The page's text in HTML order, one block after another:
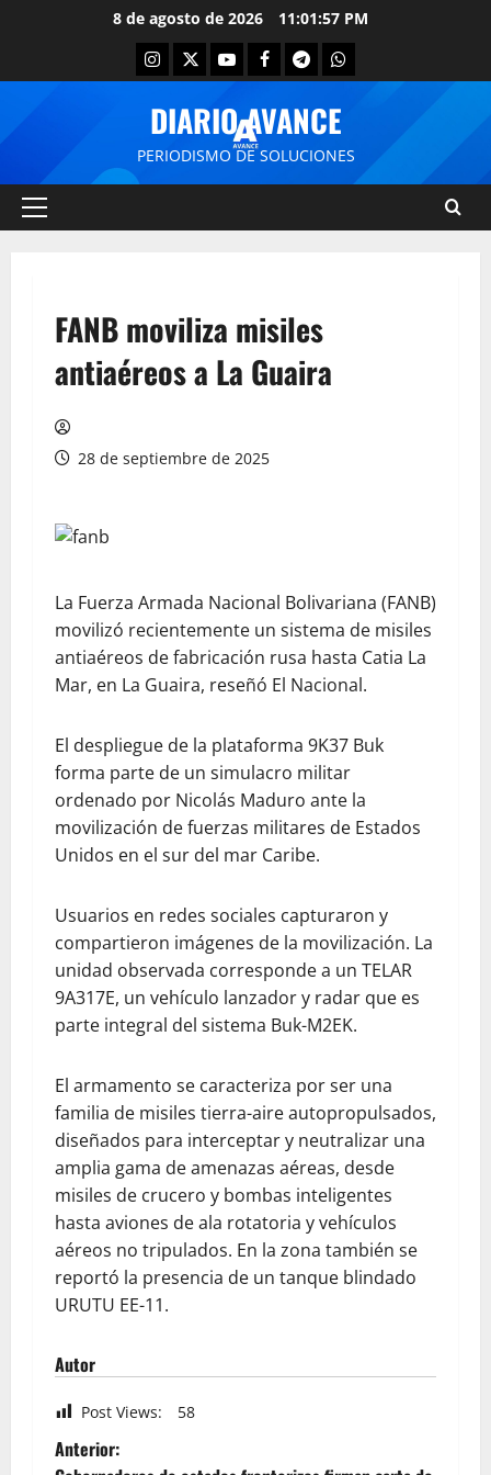
8 de agosto de 2026 11:01:57 PM
DIARIO AVANCE
PERIODISMO DE SOLUCIONES
FANB moviliza misiles
antiaéreos a La Guaira
28 de septiembre de 2025
La Fuerza Armada Nacional Bolivariana (FANB)
movilizó recientemente un sistema de misiles
antiaéreos de fabricación rusa hasta Catia La
Mar, en La Guaira, reseñó El Nacional.
El despliegue de la plataforma 9K37 Buk
forma parte de un simulacro militar
ordenado por Nicolás Maduro ante la
movilización de fuerzas militares de Estados
Unidos en el sur del mar Caribe.
Usuarios en redes sociales capturaron y
compartieron imágenes de la movilización. La
unidad observada corresponde a un TELAR
9A317E, un vehículo lanzador y radar que es
parte integral del sistema Buk-M2EK.
El armamento se caracteriza por ser una
familia de misiles tierra-aire autopropulsados,
diseñados para interceptar y neutralizar una
amplia gama de amenazas aéreas, desde
misiles de crucero y bombas inteligentes
hasta aviones de ala rotatoria y vehículos
aéreos no tripulados. En la zona también se
reportó la presencia de un tanque blindado
URUTU EE-11.
Autor
Post Views: 58
Anterior: